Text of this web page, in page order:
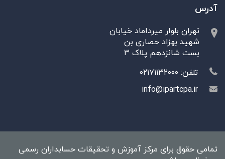
آدرس
تهران بلوار میرداماد خیابان
شهید بهزاد حصاری بن
بست شانزدهم پلاک ۳
تلفن: ۰۲۱۷۱۱۳۲۰۰۰
info@ipartcpa.ir
تمامی حقوق برای مرکز آموزش و تحقیقات حسابداران رسمی